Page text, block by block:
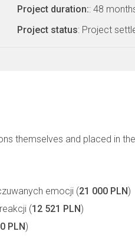
Project duration:: 48
Project status: Project
themselves and placed in
emocji (21 000 PLN)
(12 521 PLN)
PLN)